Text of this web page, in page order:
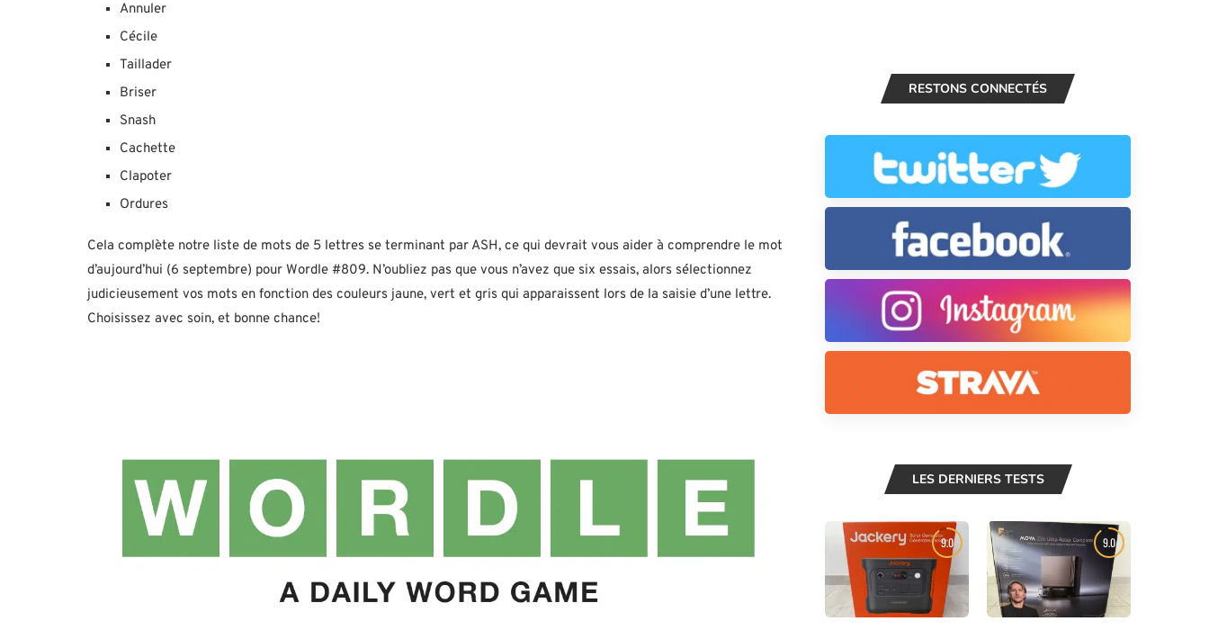
Annuler
Cécile
Taillader
Briser
Snash
Cachette
Clapoter
Ordures
Cela complète notre liste de mots de 5 lettres se terminant par ASH, ce qui devrait vous aider à comprendre le mot
d’aujourd’hui (6 septembre) pour Wordle #809. N’oubliez pas que vous n’avez que six essais, alors sélectionnez
judicieusement vos mots en fonction des couleurs jaune, vert et gris qui apparaissent lors de la saisie d’une lettre.
Choisissez avec soin, et bonne chance!
RESTONS CONNECTÉS
LES DERNIERS TESTS
9.0 9.0